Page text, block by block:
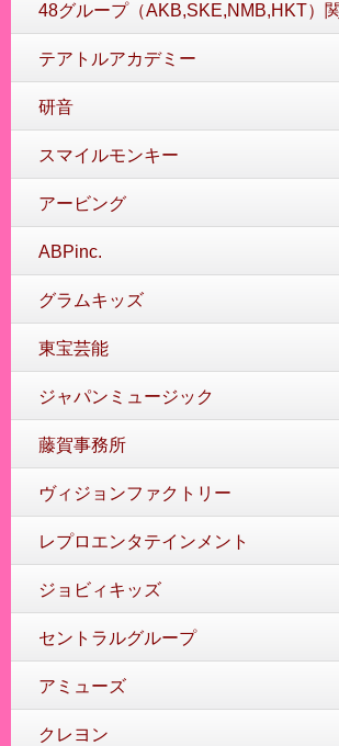
48グループ（AKB,SKE,NMB,HKT）
テアトルアカデミー
研音
スマイルモンキー
アービング
ABPinc.
グラムキッズ
東宝芸能
ジャパンミュージック
藤賀事務所
ヴィジョンファクトリー
レプロエンタテインメント
ジョビィキッズ
セントラルグループ
アミューズ
クレヨン